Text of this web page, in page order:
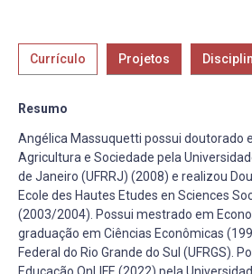
Currículo Projetos
Resumo
Angélica Massuquetti possui doutorado
Agricultura e Sociedade pela
de Janeiro (UFRRJ) (2008) e realizou
Ecole des Hautes Etudes en Sciences
(2003/2004). Possui mestrado em
graduação em Ciências Econômicas
Federal do Rio Grande do Sul (UFRGS).